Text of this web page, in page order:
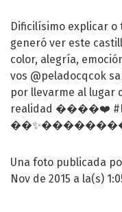
Dificilísimo explicar o
generó ver este
color, alegría,
vos @peladocqcok
por llevarme al lugar
realidad ����❤️
Una foto publicada
Nov de 2015 a la(s)